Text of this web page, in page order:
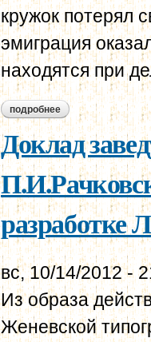
кружок потерял
эмиграция
находятся при
подробнее о письмо
деятельностью
Доклад
разработке
вс, 10/14/2012 -
Из образа
Женевской